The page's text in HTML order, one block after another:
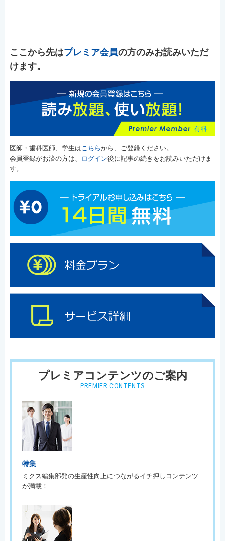
ここから先はプレミア会員の方のみお読みいただ
けます。
医師・歯科医師、学生は こちらから、ご登録ください。
会員登録がお済の方は、
ログイン後に記事の続きをお読みいただけま
す。
プレミアコンテンツのご案内
PREMIER CONTENTS
特集
ミクス編集部発の生産性向上につながるイチ押しコンテンツ
が満載！